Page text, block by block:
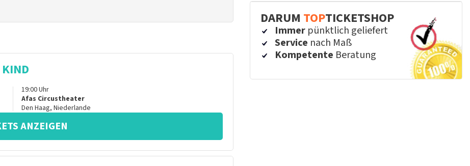
19:00Uhr
Afas Circustheater
Den Haag, Niederlande
ANZEIGEN
DARUM TOPTICKETSHOP
Immer pünktlich geliefert
Service nach Maß
Kompetente Beratung